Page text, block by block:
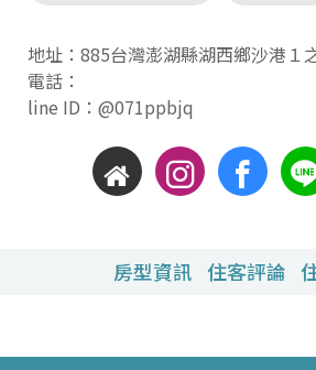
地址：885台灣澎湖縣湖西鄉沙港１
電話：
line ID：@071ppbjq
房型資訊 住客評論